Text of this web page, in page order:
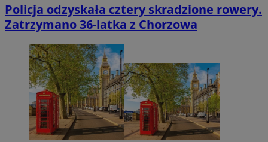
Policja odzyskała cztery skradzione rowery.
Zatrzymano 36-latka z Chorzowa